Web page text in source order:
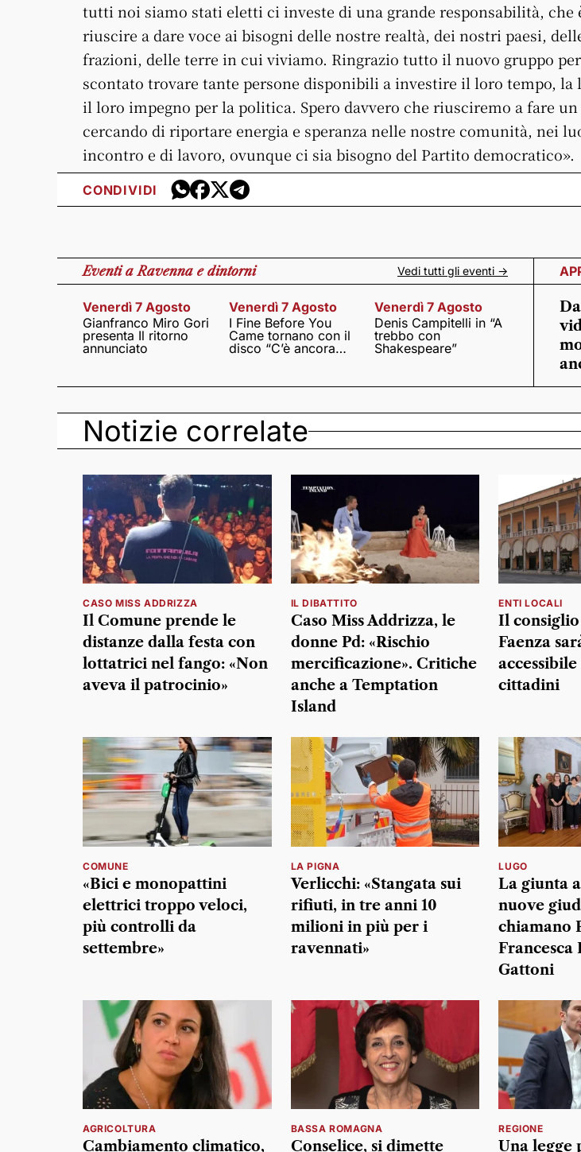
tutti noi siamo stati eletti ci investe di una grande responsabilità, che
riuscire a dare voce ai bisogni delle nostre realtà, dei nostri paesi,
frazioni, delle terre in cui viviamo. Ringrazio tutto il nuovo gruppo
scontato trovare tante persone disponibili a investire il loro tempo, la
il loro impegno per la politica. Spero davvero che riusciremo a fare
cercando di riportare energia e speranza nelle nostre comunità, nei
incontro e di lavoro, ovunque ci sia bisogno del Partito democratico».
CONDIVIDI
Eventia Ravenna e dintorni Vedi tutti gli eventi ->
Venerdì 7 Agosto
Gianfranco Miro Gori
presenta Il ritorno
annunciato
Venerdì 7 Agosto
I Fine Before You
Came tornano con il
disco “C’è ancora
Venerdì 7 Agosto
Denis Campitelli in “A
trebbo con
Shakespeare”
Notizie correlate
CASO MISS ADDRIZZA
Il Comune prende le
distanze dalla festa con
lottatrici nel fango: «Non
aveva il patrocinio»
IL DIBATTITO
Caso Miss Addrizza, le
donne Pd: «Rischio
mercificazione». Critiche
anche a Temptation
Island
ENTI LOCALI
Il
Faenza
cittadini
COMUNE
«Bici e monopattini
elettrici troppo veloci,
più controlli da
settembre»
LA PIGNA
Verlicchi: «Stangata sui
rifiuti, in tre anni 10
milioni in più per i
ravennati»
LUGO
La giunta
nuove
chiamano
Francesca
Gattoni
AGRICOLTURA
Cambiamento climatico,
BASSA ROMAGNA
Conselice, si dimette
REGIONE
Una legge